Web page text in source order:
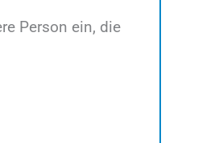
Person ein, die